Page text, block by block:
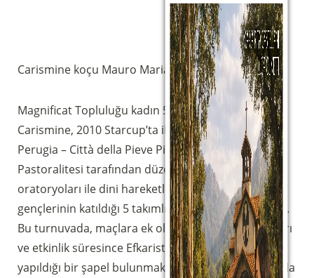
Carismine koçu Mauro Mariani ile röportaj
Magnificat Topluluğu kadın 5’li futbol takımı Le
Carismine, 2010 Starcup’ta ikinci oldu. Starcup,
Perugia – Città della Pieve Piskoposluğu Gençlik
Pastoralitesi tarafından düzenlenen ve kilise
oratoryoları ile dini hareketlerin gençlik gruplarının
gençlerinin katıldığı 5 takımlı bir futbol turnuvasıdır.
Bu turnuvada, maçlara ek olarak, güzel ilmihal anları
ve etkinlik süresince Efkaristiya tapınmasının
yapıldığı bir şapel bulunmaktadır. Bu yıl 500’den fazla